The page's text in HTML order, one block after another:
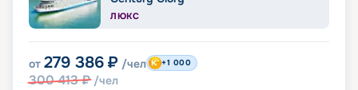
ЛЮКС
от 279 386 ₽ /чел
300 413₽ /чел
+1 000